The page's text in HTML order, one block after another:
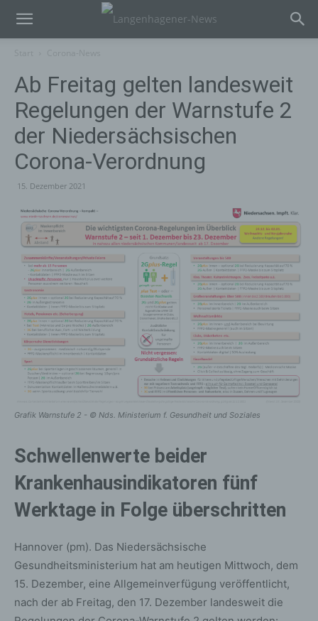
Ab Freitag gelten landesweit
Regelungen der Warnstufe 2
der Niedersächsischen
Corona-Verordnung
15. Dezember 2021
Grafik Warnstufe 2 - © Nds. Ministerium f. Gesundheit und Soziales
Schwellenwerte beider
Krankenhausindikatoren fünf
Werktage in Folge überschritten
Hannover (pm). Das Niedersächsische
Gesundheitsministerium hat am heutigen Mittwoch, dem
15. Dezember, eine Allgemeinverfügung veröffentlicht,
nach der ab Freitag, den 17. Dezember landesweit die